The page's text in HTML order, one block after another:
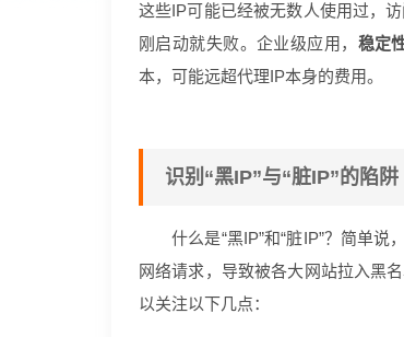
这些IP可能已经被无数人使用过，
刚启动就失败。企业级应用， 稳定
本，可能远超代理IP本身的费用。
识别“黑IP”与“脏IP”的陷阱
什么是“黑IP”和“脏IP”？简单
网络请求，导致被各大网站拉入黑
以关注以下几点：